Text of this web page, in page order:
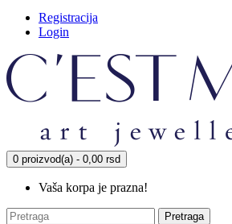
Registracija
Login
0 proizvod(a) - 0,00 rsd
Vaša korpa je prazna!
Pretraga